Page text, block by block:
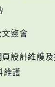
簽會
設計維護及
維護